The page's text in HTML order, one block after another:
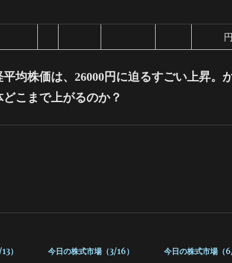
円
均株価は、26000円に迫るすごい上昇。
こまで上がるのか？
） 今日の株式市場（3/16） 今日の株式市場（